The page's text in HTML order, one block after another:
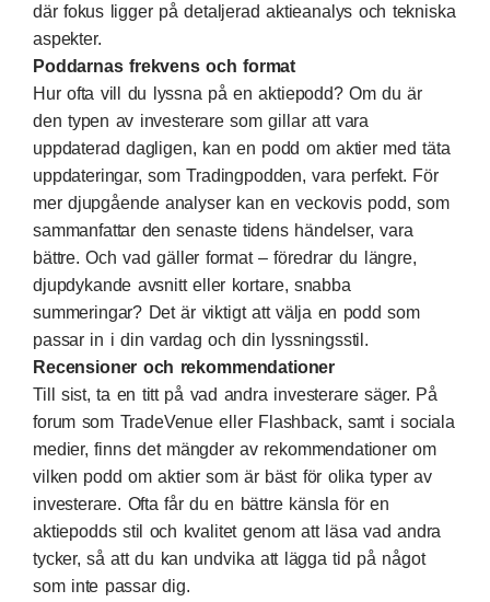
där fokus ligger på detaljerad aktieanalys och tekniska
aspekter.
Poddarnas frekvens och format
Hur ofta vill du lyssna på en aktiepodd? Om du är
den typen av investerare som gillar att vara
uppdaterad dagligen, kan en podd om aktier med täta
uppdateringar, som Tradingpodden, vara perfekt. För
mer djupgående analyser kan en veckovis podd, som
sammanfattar den senaste tidens händelser, vara
bättre. Och vad gäller format – föredrar du längre,
djupdykande avsnitt eller kortare, snabba
summeringar? Det är viktigt att välja en podd som
passar in i din vardag och din lyssningsstil.
Recensioner och rekommendationer
Till sist, ta en titt på vad andra investerare säger. På
forum som TradeVenue eller Flashback, samt i sociala
medier, finns det mängder av rekommendationer om
vilken podd om aktier som är bäst för olika typer av
investerare. Ofta får du en bättre känsla för en
aktiepodds stil och kvalitet genom att läsa vad andra
tycker, så att du kan undvika att lägga tid på något
som inte passar dig.